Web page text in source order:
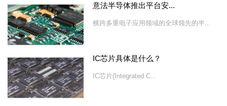
意法半导体推出平台安...
横跨多重电子应用领域的全球领先的半...
IC芯片具体是什么？
IC芯片(Integrated C...